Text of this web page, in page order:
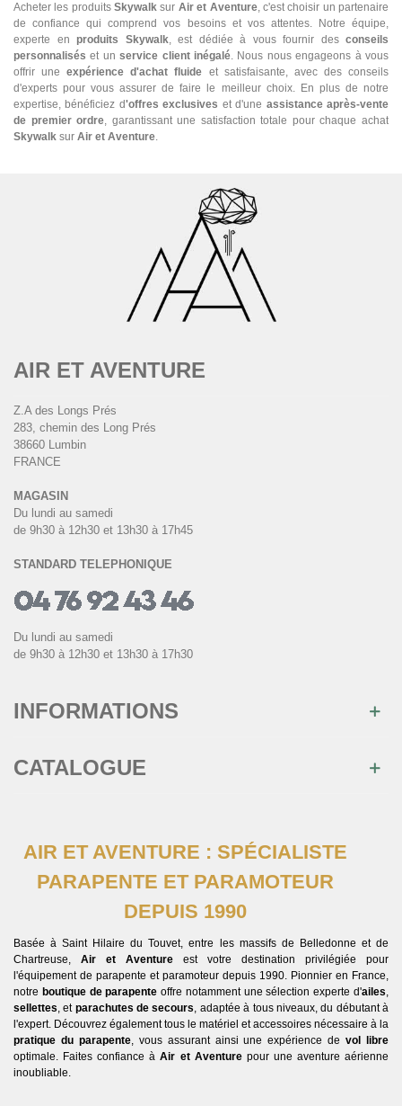
Acheter les produitsSkywalk sur Air et Aventure, c'est choisir un partenaire
de confiance qui comprend vos besoins et vos attentes. Notre équipe,
experte en produits Skywalk, est dédiée à vous fournir des conseils
personnalisés et unservice client inégalé. Nous nous engageons à vous
offrir uneexpérience d'achat fluide et satisfaisante, avec des conseils
d'experts pour vous assurer de faire le meilleur choix. En plus de notre
expertise, bénéficiez d'offres exclusives et d'une assistance après-vente
de premier ordre, garantissant une satisfaction totale pour chaque achat
Skywalk sur Air et Aventure.
AIR ET AVENTURE
Z.A des Longs Prés
283, chemin des Long Prés
38660 Lumbin
FRANCE
MAGASIN
Du lundi au samedi
de 9h30 à 12h30 et 13h30 à 17h45
STANDARD TELEPHONIQUE
Du lundi au samedi
de 9h30 à 12h30 et 13h30 à 17h30
INFORMATIONS
CATALOGUE
AIR ET AVENTURE : SPÉCIALISTE
PARAPENTE ET PARAMOTEUR
DEPUIS 1990
Basée à Saint Hilaire du Touvet, entre les massifs de Belledonne et de
Chartreuse, Air et Aventure est votre destination privilégiée pour
l'équipement de parapente et paramoteur depuis 1990. Pionnier en France,
notre boutique de parapente offre notamment une sélection experte d'ailes,
sellettes, et parachutes de secours, adaptée à tous niveaux, du débutant à
l'expert. Découvrez également tous le matériel et accessoires nécessaire à la
pratique du parapente, vous assurant ainsi une expérience devol libre
optimale. Faites confiance àAir et Aventurepour une aventure aérienne
inoubliable.